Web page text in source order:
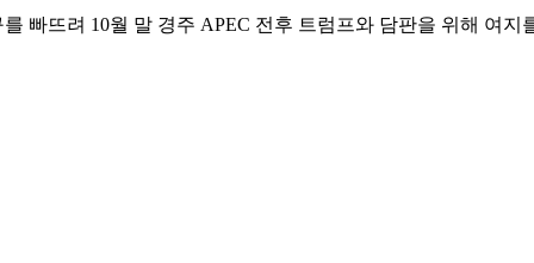
빠뜨려 10월 말 경주 APEC 전후 트럼프와 담판을 위해 여지